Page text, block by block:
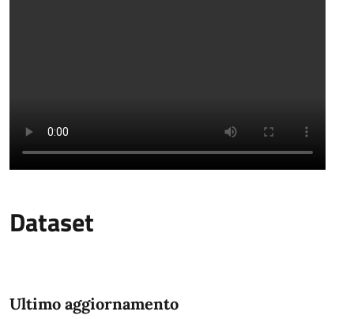
Dataset
Ultimo aggiornamento